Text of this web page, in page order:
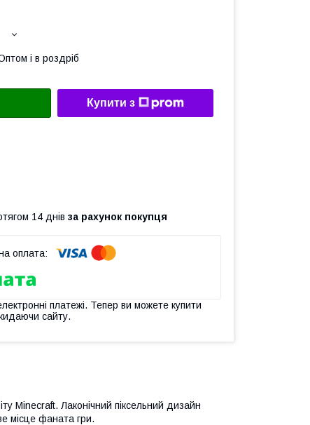
і в роздріб
Купити з
14 днів за рахунок покупця
платежі. Тепер ви можете купити
сайту.
Minecraft. Лаконічний піксельний дизайн
місце фаната гри.